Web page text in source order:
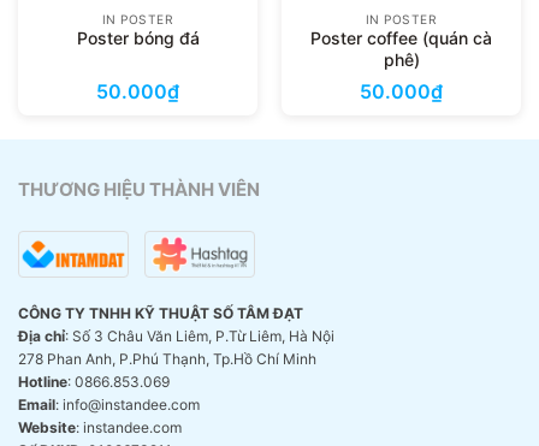
IN POSTER
Poster bóng đá
50.000₫
IN POSTER
Poster coffee (quán cà
phê)
50.000₫
THƯƠNG HIỆU THÀNH VIÊN
CÔNG TY TNHH KỸ THUẬT SỐ TÂM ĐẠT
Địa chỉ: Số 3 Châu Văn Liêm, P.Từ Liêm, Hà Nội
278 Phan Anh, P.Phú Thạnh, Tp.Hồ Chí Minh
Hotline: 0866.853.069
Email: info@instandee.com
Website: instandee.com